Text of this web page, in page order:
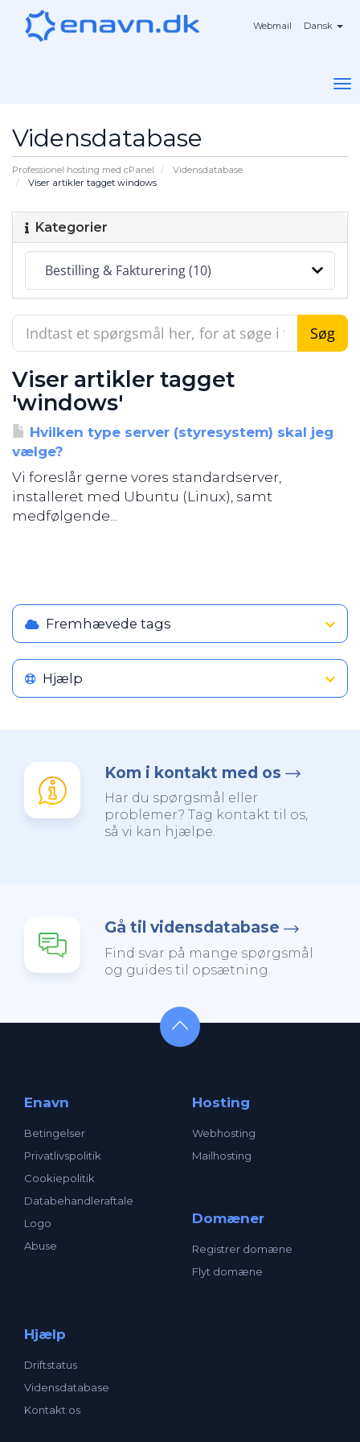
Webmail Dansk
Vidensdatabase
Professionel hosting med cPanel
Vidensdatabase
Viser artikler tagget windows
Kategorier
Viser artikler tagget
'windows'
Hvilken type server (styresystem) skal jeg
vælge?
Vi foreslår gerne vores standardserver,
installeret med Ubuntu (Linux), samt
medfølgende...
Fremhævede tags
Hjælp
Kom i kontakt med os
Har du spørgsmål eller
problemer? Tag kontakt til os,
så vi kan hjælpe.
Gå til vidensdatabase
Find svar på mange spørgsmål
og guides til opsætning.
Enavn
Betingelser
Privatlivspolitik
Cookiepolitik
Databehandleraftale
Logo
Abuse
Hosting
Webhosting
Mailhosting
Domæner
Registrer domæne
Flyt domæne
Hjælp
Driftstatus
Vidensdatabase
Kontakt os